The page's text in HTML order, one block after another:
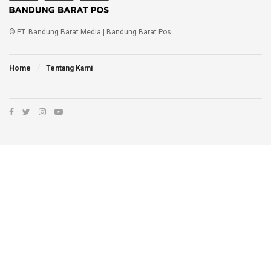
© PT. Bandung Barat Media | Bandung Barat Pos
Home Tentang Kami